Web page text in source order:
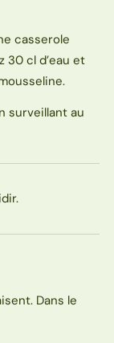
casserole
30 cl d’eau et
surveillant au
Dans le